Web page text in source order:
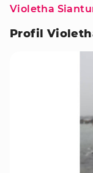
Violetha
Profil